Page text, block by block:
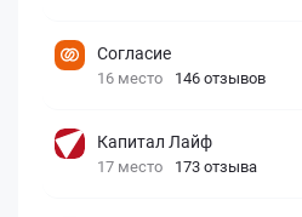
Согласие
16 место 146 отзывов
Капитал Лайф
17 место 173 отзыва